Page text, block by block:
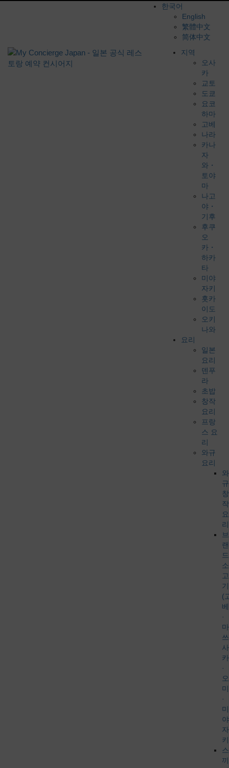
한국어
English
繁體中文
简体中文
지역
오사
카
교토
도쿄
요코
하마
고베
나라
카나
자
와・
토야
마
나고
야・
기후
후쿠
오
카・
하카
타
미야
자키
홋카
이도
오키
나와
요리
일본
요리
덴푸
라
초밥
창작
요리
프랑
스 요
리
와규
요리
와
규
창
작
요
리
브
랜
드
소
고
기
(
베
·
마
쓰
사
카
·
오
미
·
미
야
자
스
끼